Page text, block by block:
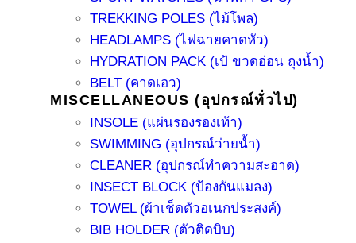
TREKKING POLES (ไม้โพล)
HEADLAMPS (ไฟฉายคาดหัว)
HYDRATION PACK (เป้ ขวดอ่อน ถุงน้ำ)
BELT (คาดเอว)
MISCELLANEOUS (อุปกรณ์ทั่วไป)
INSOLE (แผ่นรองรองเท้า)
SWIMMING (อุปกรณ์ว่ายน้ำ)
CLEANER (อุปกรณ์ทำความสะอาด)
INSECT BLOCK (ป้องกันแมลง)
TOWEL (ผ้าเช็ดตัวอเนกประสงค์)
BIB HOLDER (ตัวติดบิบ)